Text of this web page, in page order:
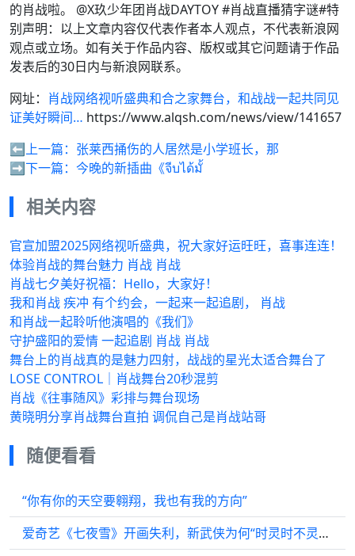
的肖战啦。 ​​​@X玖少年团肖战DAYTOY ​​​#肖战直播猜字谜#特
别声明：以上文章内容仅代表作者本人观点，不代表新浪网
观点或立场。如有关于作品内容、版权或其它问题请于作品
发表后的30日内与新浪网联系。
网址： 肖战网络视听盛典和合之家舞台，和战战一起共同见
证美好瞬间… https://www.alqsh.com/news/view/141657
⬅️上一篇： 张莱西捅伤的人居然是小学班长，那
➡️下一篇： 今晚的新插曲《จีบได้มั้
相关内容
官宣加盟2025网络视听盛典，祝大家好运旺旺，喜事连连！
体验肖战的舞台魅力 肖战 肖战
肖战七夕美好祝福：Hello，大家好！
我和肖战 疾冲 有个约会，一起来一起追剧， 肖战
和肖战一起聆听他演唱的《我们》
守护盛阳的爱情 一起追剧 肖战 肖战
舞台上的肖战真的是魅力四射，战战的星光太适合舞台了
LOSE CONTROL｜肖战舞台20秒混剪
肖战《往事随风》彩排与舞台现场
黄晓明分享肖战舞台直拍 调侃自己是肖战站哥
随便看看
“你有你的天空要翱翔，我也有我的方向”
爱奇艺《七夜雪》开画失利，新武侠为何“时灵时不灵”？